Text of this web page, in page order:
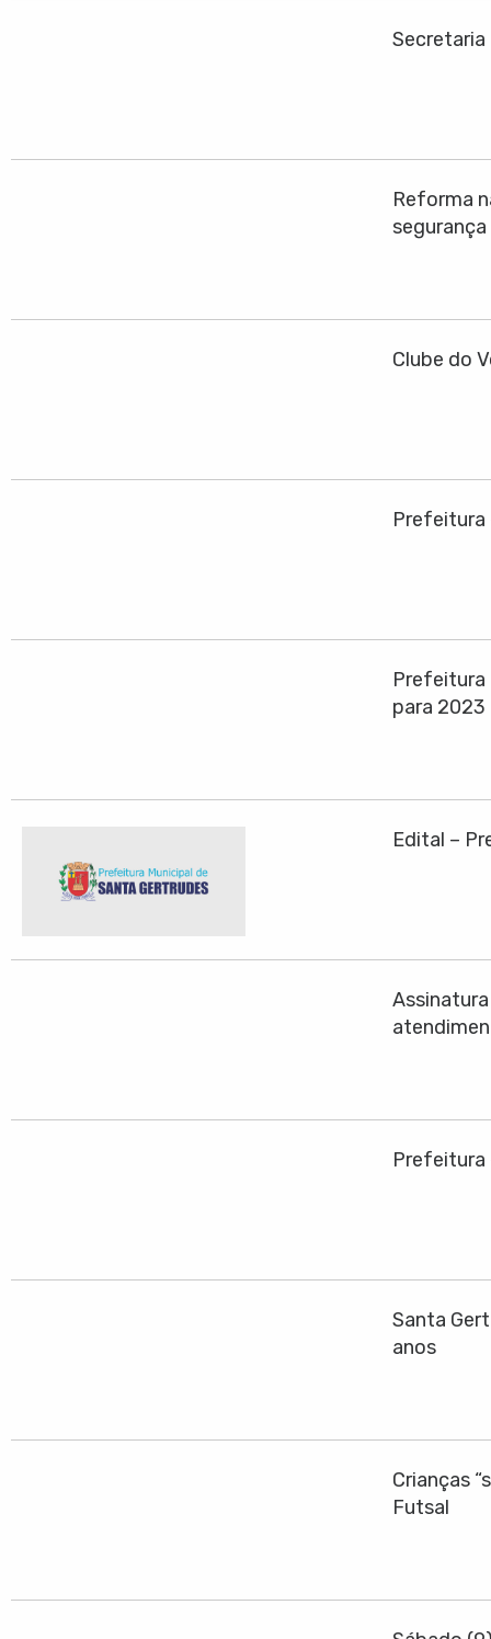
Secretaria
Reforma
segurança
Clube do
Prefeitura
Prefeitura
para 2023
Edital –
Prefeitura
Santa
anos
Crianças
Futsal